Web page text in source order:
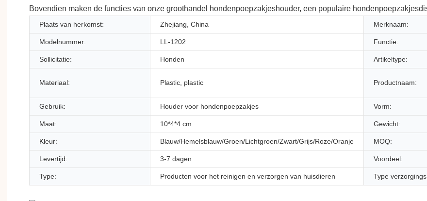
Bovendien maken de functies van onze groothandel hondenpoepzakjeshouder, een populaire
Plaats van herkomst: Zhejiang, China Merknaam:
Modelnummer: LL-1202 Functie:
Sollicitatie: Honden Artikeltype:
Materiaal: Plastic, plastic Productnaam:
Gebruik: Houder voor hondenpoepzakjes Vorm:
Maat: 10*4*4 cm Gewicht:
Kleur: Blauw/Hemelsblauw/Groen/Lichtgroen/Zwart/Grijs/Roze/Oranje MOQ:
Levertijd: 3-7 dagen Voordeel:
Type: Producten voor het reinigen en verzorgen van huisdieren Type